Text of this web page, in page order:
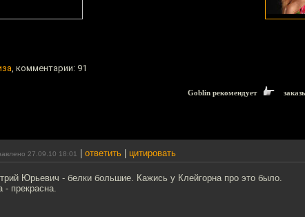
, комментарии: 91
Goblin рекомендует
27.09.10 18:01 ответить цитировать
Юрьевич - белки большие. Кажись у Клейгорна про это было.
- прекрасна.